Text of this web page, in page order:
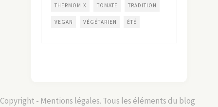
THERMOMIX TOMATE TRADITION
VEGAN VÉGÉTARIEN ÉTÉ
Copyright - Mentions légales. Tous les éléments du blog